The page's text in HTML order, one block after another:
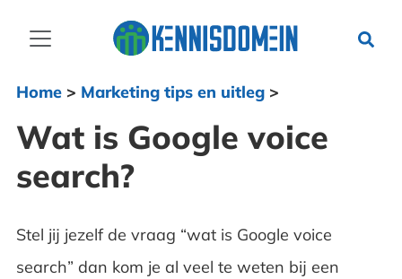
Home> Marketing tips en uitleg>
Wat is Google voice
search?
Stel jij jezelf de vraag “wat is Google voice
search” dan kom je al veel te weten bij een